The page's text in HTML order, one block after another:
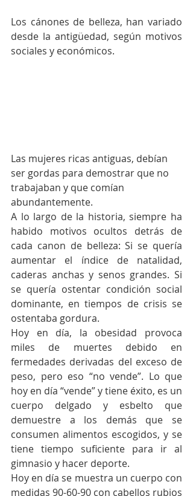
Los cánones de belleza, han variado
desde la antigüedad, según motivos
sociales y económicos.
Las mujeres ricas antiguas, debían
ser gordas para demostrar que no
trabajaban y que comían
abundantemente.
A lo largo de la historia, siempre ha
habido motivos ocultos detrás de
cada canon de belleza: Si se quería
aumentar el índice de natalidad,
caderas anchas y senos grandes. Si
se quería ostentar condición social
dominante, en tiempos de crisis se
ostentaba gordura.
Hoy en día, la obesidad provoca
miles de muertes debido en
fermedades derivadas del exceso de
peso, pero eso “no vende”. Lo que
hoy en día “vende” y tiene éxito, es un
cuerpo delgado y esbelto que
demuestre a los demás que se
consumen alimentos escogidos, y se
tiene tiempo suficiente para ir al
gimnasio y hacer deporte.
Hoy en día se muestra un cuerpo con
medidas 90-60-90 con cabellos rubios